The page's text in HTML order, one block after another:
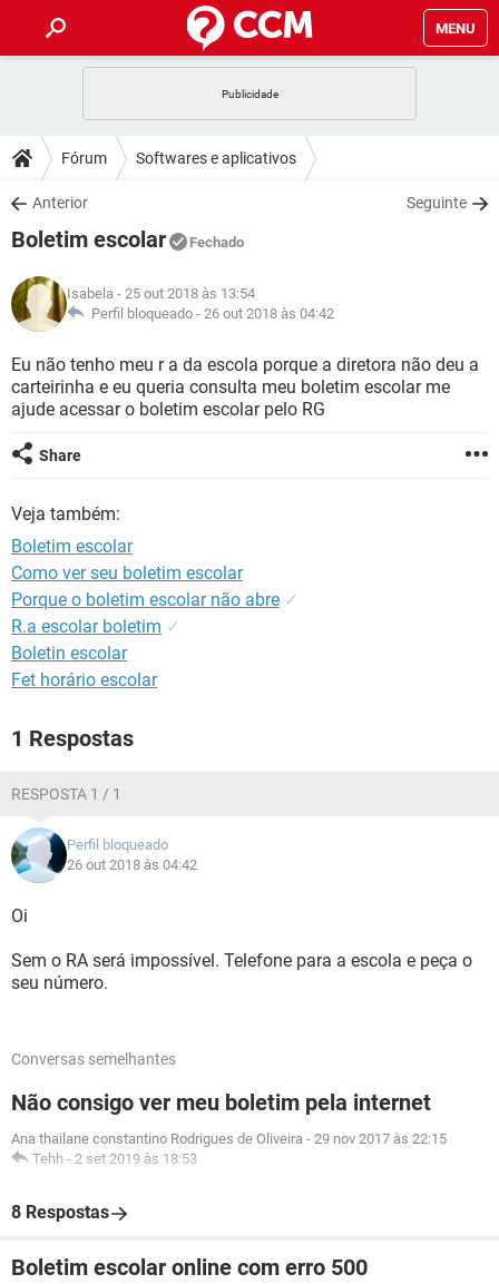
MENU
CELULAR FACEBOOK
OUTLOOK
INSTAGRAM
GUIA DE COMPRAS
DICAS
JOGOS WHATSAPP
INSTAGRAM
GUIA DE COMPRAS
DOWNLOADS
JOGOS
CELULAR
OUTLOOK EXCEL
INSTAGRAM
GUIA DE COMPRAS
JOGOS
CELULAR
OUTLOOK EXCEL
INSTAGRAM GMAIL
GUIA DE COMPRAS
GLOSSÁRIO
JOGOS
CELULAR FACEBOOK
INSTAGRAM
GUIA DE COMPRAS
Fórum Softwares e aplicativos
Anterior Seguinte
Boletim escolar Fechado
Isabela - 25 out 2018 às 13:54
Perfil bloqueado - 26 out 2018 às 04:42
Eu não tenho meu r a da escola porque a diretora não deu a
carteirinha e eu queria consulta meu boletim escolar me
ajude acessar o boletim escolar pelo RG
Share
Veja também:
Boletim escolar
Como ver seu boletim escolar
Porque o boletim escolar não abre ✓
R.a escolar boletim ✓
Boletin escolar
Fet horário escolar
1 Respostas
RESPOSTA 1 / 1
Perfil bloqueado
26 out 2018 às 04:42
Oi
Sem o RA será impossível. Telefone para a escola e peça o
seu número.
Conversas semelhantes
Não consigo ver meu boletim pela internet
Ana thailane constantino Rodrigues de Oliveira - 29 nov 2017 às 22:15
Tehh - 2 set 2019 às 18:53
8 Respostas
Boletim escolar online com erro 500